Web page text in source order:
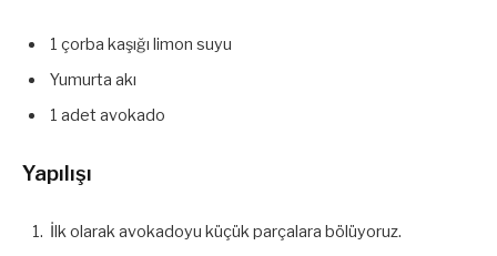
1 çorba kaşığı limon suyu
Yumurta akı
1 adet avokado
Yapılışı
İlk olarak avokadoyu küçük parçalara bölüyoruz.